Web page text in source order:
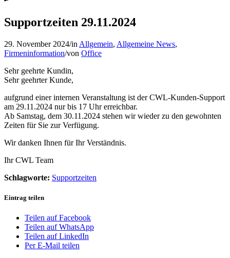
Supportzeiten 29.11.2024
29. November 2024/in Allgemein, Allgemeine News,
Firmeninformation/von Office
Sehr geehrte Kundin,
Sehr geehrter Kunde,
aufgrund einer internen Veranstaltung ist der CWL-Kunden-Support
am 29.11.2024 nur bis 17 Uhr erreichbar.
Ab Samstag, dem 30.11.2024 stehen wir wieder zu den gewohnten
Zeiten für Sie zur Verfügung.
Wir danken Ihnen für Ihr Verständnis.
Ihr CWL Team
Schlagworte: Supportzeiten
Eintrag teilen
Teilen auf Facebook
Teilen auf WhatsApp
Teilen auf LinkedIn
Per E-Mail teilen